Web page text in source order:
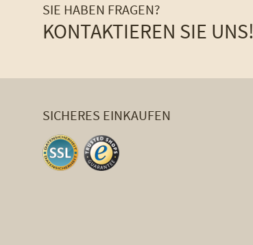
SIE HABEN FRAGEN?
KONTAKTIEREN SIE UNS!
SICHERES EINKAUFEN